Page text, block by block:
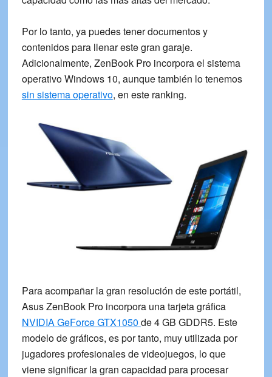
Por lo tanto, ya puedes tener documentos y
contenidos para llenar este gran garaje.
Adicionalmente, ZenBook Pro incorpora el sistema
operativoWindows 10, aunque también lo tenemos
sin sistema operativo, en este ranking.
Para acompañar la gran resolución de este portátil,
Asus ZenBook Pro incorpora una tarjeta gráfica
NVIDIA GeForce GTX1050 de 4 GB GDDR5. Este
modelo de gráficos, es por tanto, muy utilizada por
jugadores profesionales de videojuegos, lo que
viene significar la gran capacidad para procesar